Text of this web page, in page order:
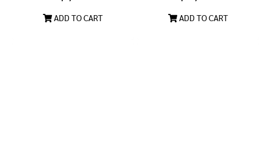
ADD TO CART ADD TO CART